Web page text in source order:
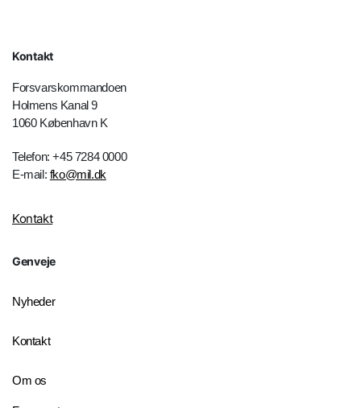
Kontakt
Forsvarskommandoen
Holmens Kanal 9
1060 København K
Telefon: +45 7284 0000
E-mail: fko@mil.dk
Kontakt
Genveje
Nyheder
Kontakt
Om os